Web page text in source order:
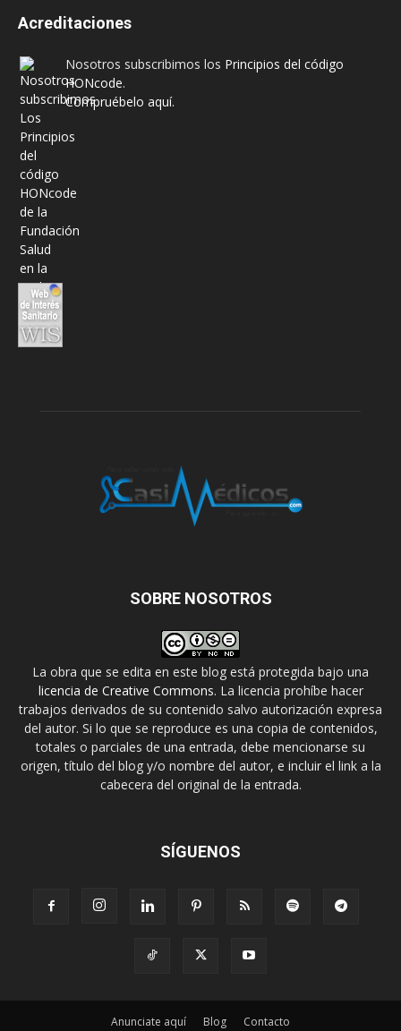
Acreditaciones
Nosotros subscribimos los Principios del código
HONcode.
Compruébelo aquí.
SOBRE NOSOTROS
La obra que se edita en este blog está protegida bajo una
licencia de Creative Commons. La licencia prohíbe hacer
trabajos derivados de su contenido salvo autorización expresa
del autor. Si lo que se reproduce es una copia de contenidos,
totales o parciales de una entrada, debe mencionarse su
origen, título del blog y/o nombre del autor, e incluir el link a la
cabecera del original de la entrada.
SÍGUENOS
Anunciate aquí Blog Contacto